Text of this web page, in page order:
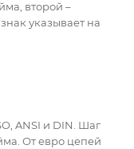
второй –
указывает на
ANSI и DIN. Шаг
От евро цепей